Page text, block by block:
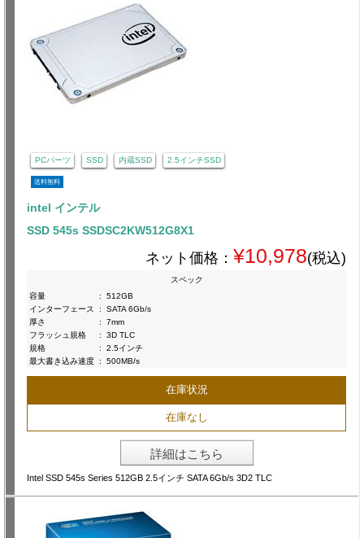
PCパーツ SSD 内蔵SSD 2.5インチSSD
送料無料
intel インテル
SSD 545s SSDSC2KW512G8X1
ネット価格： ¥10,978(税込)
スペック
容量
:
512GB
インターフェース
:
SATA 6Gb/s
厚さ
:
7mm
フラッシュ規格
:
3D TLC
規格
:
2.5インチ
最大書き込み速度 : 500MB/s
在庫状況
在庫なし
詳細はこちら
Intel SSD 545s Series 512GB 2.5インチ SATA 6Gb/s 3D2 TLC